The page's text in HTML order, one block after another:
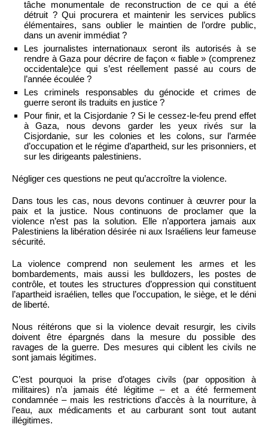
tâche monumentale de reconstruction de ce qui a été
détruit ? Qui procurera et maintenir les services publics
élémentaires, sans oublier le maintien de l’ordre public,
dans un avenir immédiat ?
Les journalistes internationaux seront ils autorisés à se
rendre à Gaza pour décrire de façon « fiable » (comprenez
occidentale)ce qui s’est réellement passé au cours de
l’année écoulée ?
Les criminels responsables du génocide et crimes de
guerre seront ils traduits en justice ?
Pour finir, et la Cisjordanie ? Si le cessez-le-feu prend effet
à Gaza, nous devons garder les yeux rivés sur la
Cisjordanie, sur les colonies et les colons, sur l’armée
d’occupation et le régime d’apartheid, sur les prisonniers, et
sur les dirigeants palestiniens.
Négliger ces questions ne peut qu’accroître la violence.
Dans tous les cas, nous devons continuer à œuvrer pour la
paix et la justice. Nous continuons de proclamer que la
violence n’est pas la solution. Elle n’apportera jamais aux
Palestiniens la libération désirée ni aux Israéliens leur fameuse
sécurité.
La violence comprend non seulement les armes et les
bombardements, mais aussi les bulldozers, les postes de
contrôle, et toutes les structures d’oppression qui constituent
l’apartheid israélien, telles que l’occupation, le siège, et le déni
de liberté.
Nous réitérons que si la violence devait resurgir, les civils
doivent être épargnés dans la mesure du possible des
ravages de la guerre. Des mesures qui ciblent les civils ne
sont jamais légitimes.
C’est pourquoi la prise d’otages civils (par opposition à
militaires) n’a jamais été légitime – et a été fermement
condamnée – mais les restrictions d’accès à la nourriture, à
l’eau, aux médicaments et au carburant sont tout autant
illégitimes.